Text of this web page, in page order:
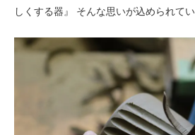
しくする器』 そんな思いが込められてい